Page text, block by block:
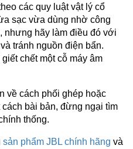
các quy luật vật lý cổ
sạc vừa dùng nhờ công
nhưng hãy làm điều đó với
tránh nguồn điện bẩn.
chết một cỗ máy âm
về cách phối ghép hoặc
bài bản, đừng ngại tìm
thống.
sản phẩm JBL chính hãng và